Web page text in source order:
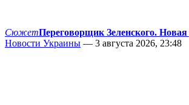
СюжетПереговорщик Зеленского.
Новости Украины — 3 августа 2026, 23:48